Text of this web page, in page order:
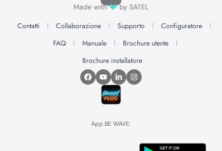
Made with❤by SATEL
Contatti Collaborazione Supporto
Configuratore
FAQ
Manuale
Brochure utente
Brochure installatore
App BE WAVE: